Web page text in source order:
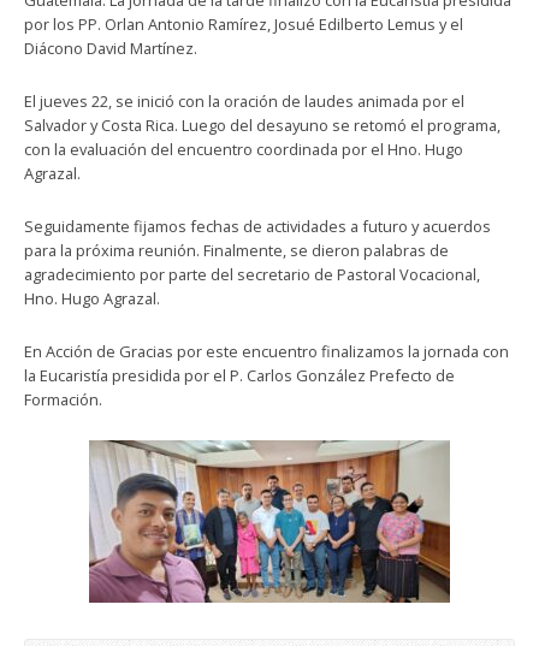
por los PP. Orlan Antonio Ramírez, Josué Edilberto Lemus y el
Diácono David Martínez.
El jueves 22, se inició con la oración de laudes animada por el
Salvador y Costa Rica. Luego del desayuno se retomó el programa,
con la evaluación del encuentro coordinada por el Hno. Hugo
Agrazal.
Seguidamente fijamos fechas de actividades a futuro y acuerdos
para la próxima reunión. Finalmente, se dieron palabras de
agradecimiento por parte del secretario de Pastoral Vocacional,
Hno. Hugo Agrazal.
En Acción de Gracias por este encuentro finalizamos la jornada con
la Eucaristía presidida por el P. Carlos González Prefecto de
Formación.